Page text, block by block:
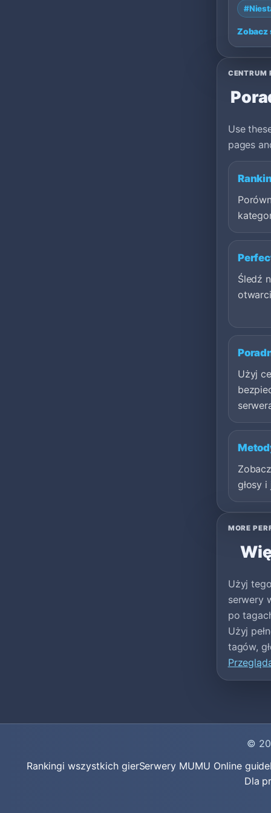
100:
Zobacz
CENTRUM
Use
pages
Śledź
Użyj
głosy
MORE
Użyj
serwery
po
Użyj
tagów,
©
Rankingi wszystkich gierSerwery MUMU Online guide
Dla